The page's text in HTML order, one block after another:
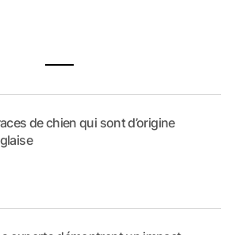
de chien qui sont d’origine